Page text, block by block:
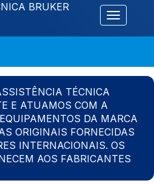
Alternar
TÉCNICA
E ATUAMOS COM A
DA MARCA
ORIGINAIS FORNECIDAS
INTERNACIONAIS. OS
AOS FABRICANTES